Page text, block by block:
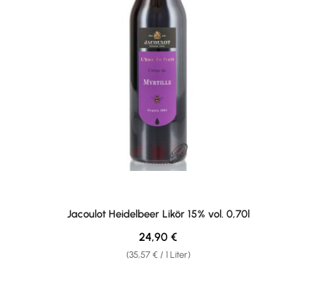
Jacoulot Heidelbeer Likör 15% vol. 0,70l
(35,57 € / 1 Liter)
Regulärer Preis:
24,90 €